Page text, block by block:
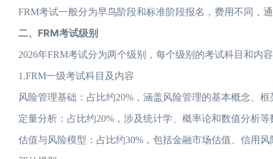
FRM考试一般分为早鸟阶段和标准阶段报名，费用不同，
二、FRM考试级别
2026年FRM考试分为两个级别，每个级别的考试科目和内
1.FRM一级考试科目及内容
风险管理基础：占比约20%，涵盖风险管理的基本概念、
定量分析：占比约20%，涉及统计学、概率论和数值分析
估值与风险模型：占比约30%，包括金融市场估值、信用